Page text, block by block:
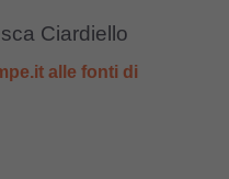
Ciardiello
alle fonti di